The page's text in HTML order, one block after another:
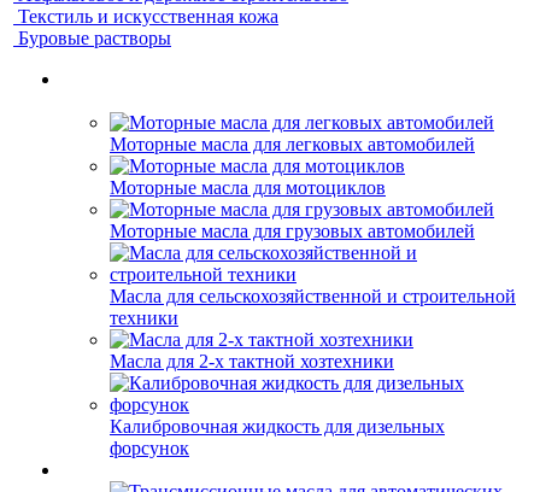
Текстиль и искусственная кожа
Буровые растворы
Моторные масла для легковых автомобилей
Моторные масла для мотоциклов
Моторные масла для грузовых автомобилей
Масла для сельскохозяйственной и строительной
техники
Масла для 2-х тактной хозтехники
Калибровочная жидкость для дизельных
форсунок